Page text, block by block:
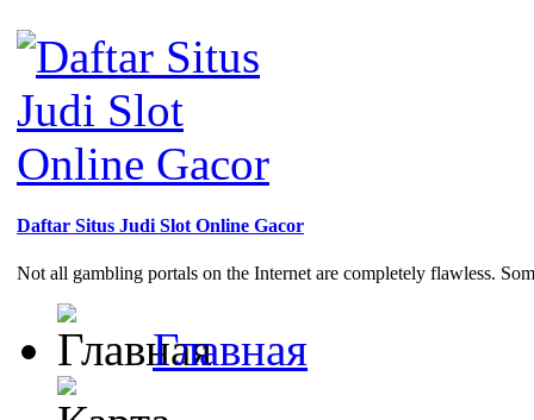
Daftar Situs Judi Slot Online Gacor
Not all gambling portals on the Internet are completely flawless.
Главная